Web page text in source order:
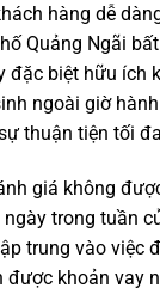
hàng dễ
Quảng Ngãi
đặc biệt hữu ích
ngoài giờ
thuận tiện tối
giá không
trong tuần
trung vào việc
được khoản vay